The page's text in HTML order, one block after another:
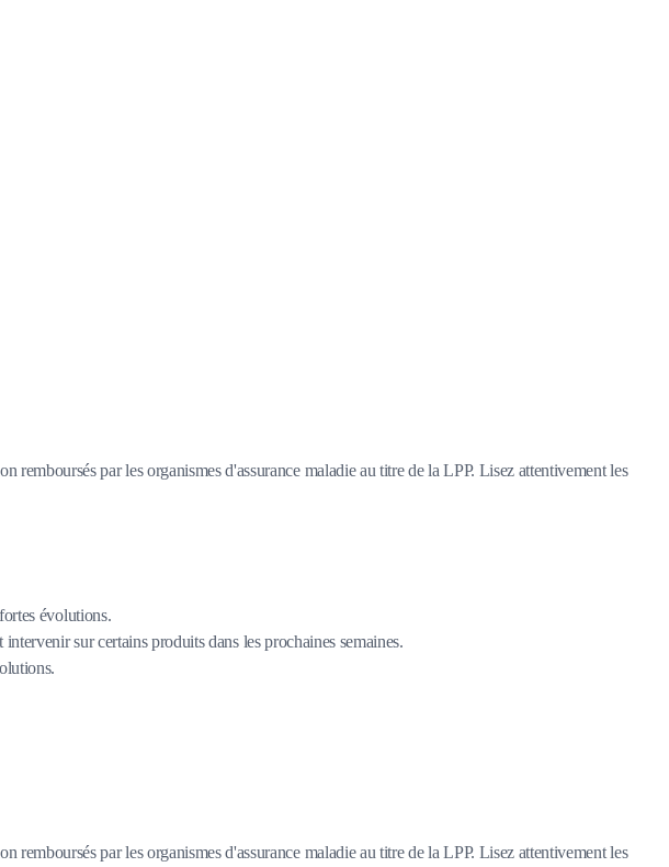
par les organismes d'assurance maladie au titre de la LPP. Lisez attentivement les
évolutions.
sur certains produits dans les prochaines semaines.
par les organismes d'assurance maladie au titre de la LPP. Lisez attentivement les